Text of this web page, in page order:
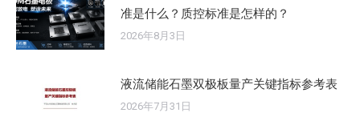
准是什么？质控标准是怎样的？
2026年8月3日
液流储能石墨双极板量产关键指标参考表
2026年7月31日